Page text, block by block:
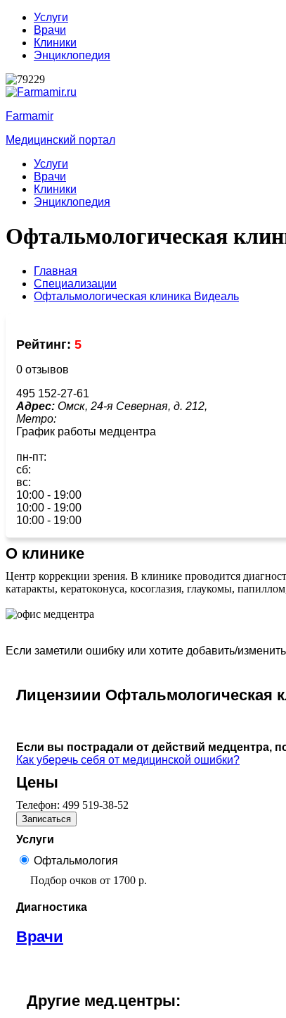
Услуги
Врачи
Клиники
Энциклопедия
Farmamir
Медицинский портал
Услуги
Врачи
Клиники
Энциклопедия
Офтальмологическая
Главная
Специализации
Офтальмологическая клиника Видеаль
Рейтинг: 5
0 отзывов
495 152-27-61
Адрес: Омск, 24-я Северная, д. 212,
Метро:
График работы медцентра
пн-пт:
сб:
вс:
10:00 - 19:00
10:00 - 19:00
10:00 - 19:00
О клинике
Центр коррекции зрения. В клинике проводится
катаракты, кератоконуса, косоглазия, глаукомы,
Если заметили ошибку или хотите добавить/
Лицензиии Офтальмологическая
Если вы пострадали от действий медцентра,
Как уберечь себя от медицинской ошибки?
Цены
Телефон: 499 519-38-52
Записаться
Услуги
Офтальмология
Подбор очков от 1700 р.
Диагностика
Врачи
Другие мед.центры: